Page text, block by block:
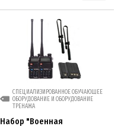
СПЕЦИАЛИЗИРОВАННОЕ ОБУЧАЮЩЕЕ
ОБОРУДОВАНИЕ И ОБОРУДОВАНИЕ
ТРЕНАЖА
Набор "Военная